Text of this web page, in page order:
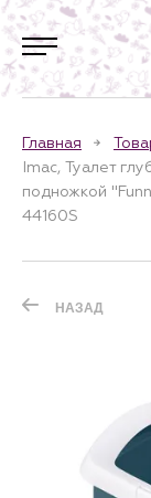
Главная
Imac, Туалет
подножкой
44160S
НАЗАД